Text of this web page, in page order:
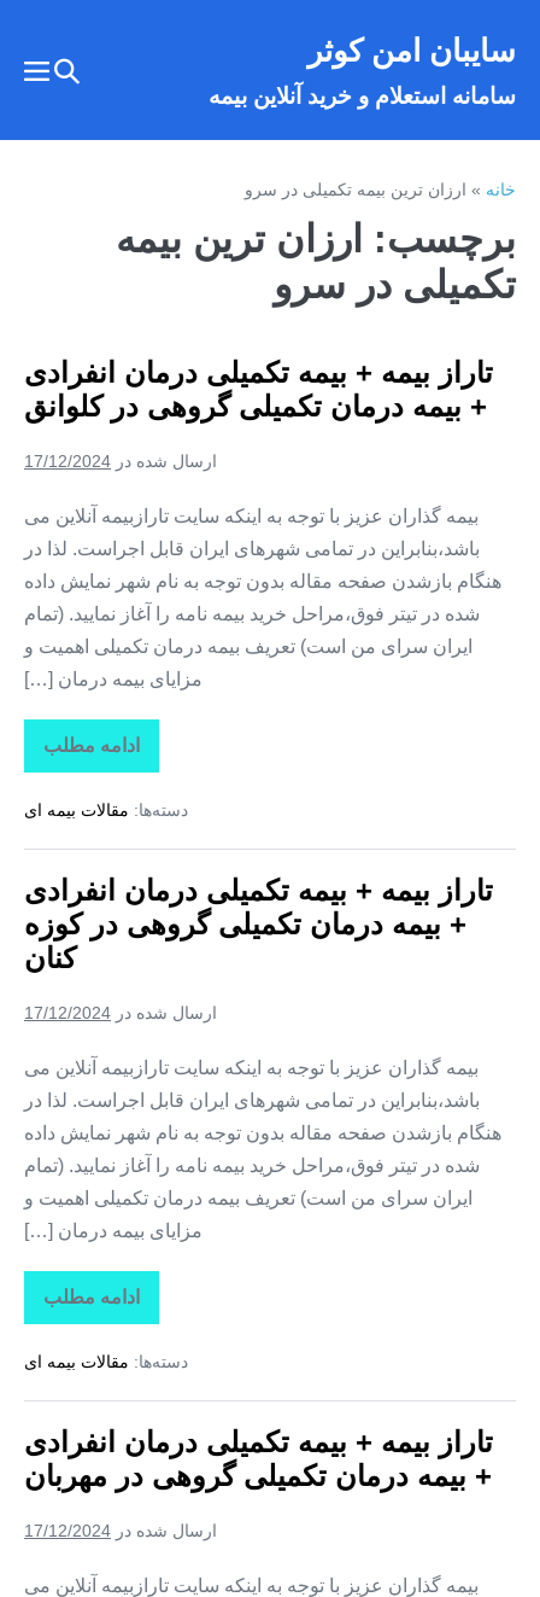
سایبان امن کوثر
سامانه استعلام و خرید آنلاین بیمه
تغییر
خانه»ارزان ترین بیمه تکمیلی در سرو
برچسب: ارزان ترین بیمه
تکمیلی در سرو
تاراز بیمه + بیمه تکمیلی درمان انفرادی
+ بیمه درمان تکمیلی گروهی در کلوانق
ارسال شده در 17/12/2024
بیمه گذاران عزیز با توجه به اینکه سایت تارازبیمه آنلاین می
باشد،بنابراین در تمامی شهرهای ایران قابل اجراست. لذا در
هنگام بازشدن صفحه مقاله بدون توجه به نام شهر نمایش داده
شده در تیتر فوق،مراحل خرید بیمه نامه را آغاز نمایید. (تمام
ایران سرای من است) تعریف بیمه درمان تکمیلی اهمیت و
مزایای بیمه درمان […]
ادامه مطلب
تاراز
بیمه
بیمه
درمان
+
بیمه
درمان
تکمیلی
گروهی
کلوانق
دسته‌ها: مقالات بیمه ای
تاراز بیمه + بیمه تکمیلی درمان انفرادی
+ بیمه درمان تکمیلی گروهی در کوزه
کنان
ارسال شده در 17/12/2024
بیمه گذاران عزیز با توجه به اینکه سایت تارازبیمه آنلاین می
باشد،بنابراین در تمامی شهرهای ایران قابل اجراست. لذا در
هنگام بازشدن صفحه مقاله بدون توجه به نام شهر نمایش داده
شده در تیتر فوق،مراحل خرید بیمه نامه را آغاز نمایید. (تمام
ایران سرای من است) تعریف بیمه درمان تکمیلی اهمیت و
مزایای بیمه درمان […]
ادامه مطلب
تاراز
بیمه
بیمه
درمان
+
بیمه
درمان
تکمیلی
در
کنان
دسته‌ها: مقالات بیمه ای
تاراز بیمه + بیمه تکمیلی درمان انفرادی
+ بیمه درمان تکمیلی گروهی در مهربان
ارسال شده در 17/12/2024
بیمه گذاران عزیز با توجه به اینکه سایت تارازبیمه آنلاین می